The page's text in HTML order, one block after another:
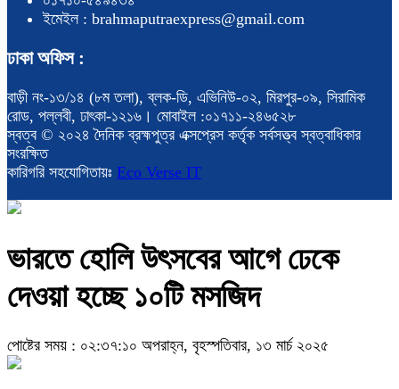
ইমেইল : brahmaputraexpress@gmail.com
ঢাকা অফিস :
বাড়ী নং-১৩/১৪ (৮ম তলা), ব্লক-ডি, এভিনিউ-০২, মিরপুর-০৯, সিরামিক
রোড, পল্লবী, ঢাৎকা-১২১৬। মোবাইল :০১৭১১-২৪৬৫২৮
স্বত্ব © ২০২৪ দৈনিক ব্রহ্মপুত্র এক্সপ্রেস কর্তৃক সর্বসত্ত্ব স্বত্বাধিকার
সংরক্ষিত
কারিগরি সহযোগিতায়ঃ Eco Verse IT
ভারতে হোলি উৎসবের আগে ঢেকে
দেওয়া হচ্ছে ১০টি মসজিদ
পোষ্টের সময় : ০২:৩৭:১০ অপরাহ্ন, বৃহস্পতিবার, ১৩ মার্চ ২০২৫